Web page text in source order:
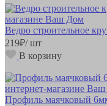
Ведро строительное
219₽/ шт
В корзину
Профиль маячковый